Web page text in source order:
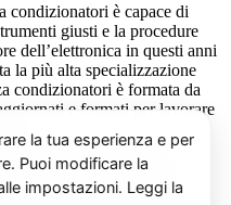
condizionatori è capace di
giusti e la procedure
dell’elettronica in questi anni
la più alta specializzazione
condizionatori è formata da
e formati per lavorare
sempre di effettuare un
l’anno, per tutelare la
il ricambio dei filtri dei